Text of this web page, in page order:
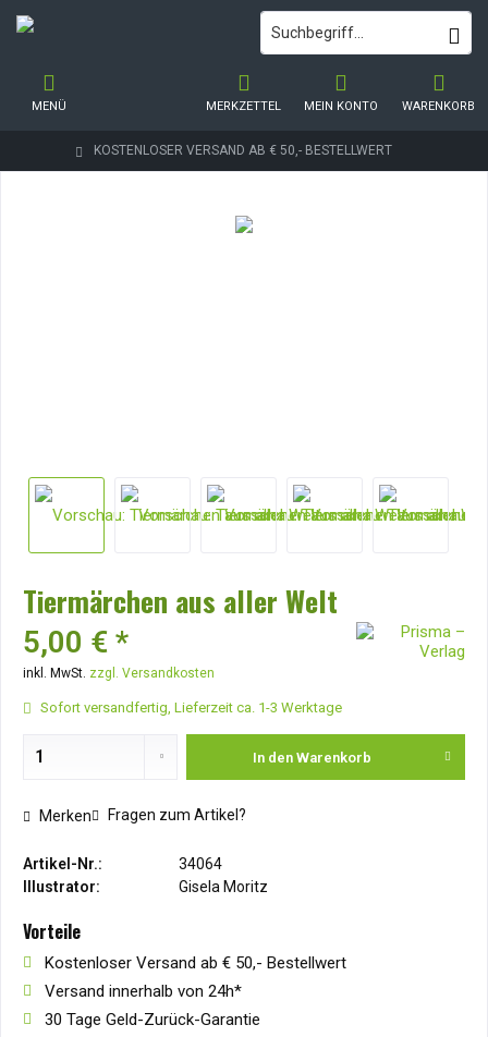
KOSTENLOSER VERSAND AB € 50,- BESTELLWERT
WARENKORB
MERKZETTEL MEIN KONTO
MENÜ
Tiermärchen aus aller Welt
5,00 € *
inkl. MwSt. zzgl. Versandkosten
Sofort versandfertig, Lieferzeit ca. 1-3 Werktage
In den Warenkorb
Merken Fragen zum Artikel?
Artikel-Nr.:
34064
Illustrator:
Gisela Moritz
Vorteile
Kostenloser Versand ab € 50,- Bestellwert
Versand innerhalb von 24h*
30 Tage Geld-Zurück-Garantie